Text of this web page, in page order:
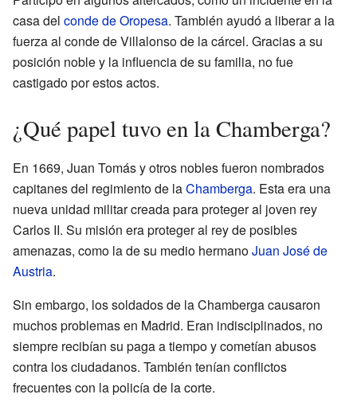
casa del conde de Oropesa. También ayudó a liberar a la
fuerza al conde de Villalonso de la cárcel. Gracias a su
posición noble y la influencia de su familia, no fue
castigado por estos actos.
¿Qué papel tuvo en la Chamberga?
En 1669, Juan Tomás y otros nobles fueron nombrados
capitanes del regimiento de laChamberga. Esta era una
nueva unidad militar creada para proteger al joven rey
Carlos II. Su misión era proteger al rey de posibles
amenazas, como la de su medio hermanoJuan José de
Austria.
Sin embargo, los soldados de la Chamberga causaron
muchos problemas en Madrid. Eran indisciplinados, no
siempre recibían su paga a tiempo y cometían abusos
contra los ciudadanos. También tenían conflictos
frecuentes con la policía de la corte.